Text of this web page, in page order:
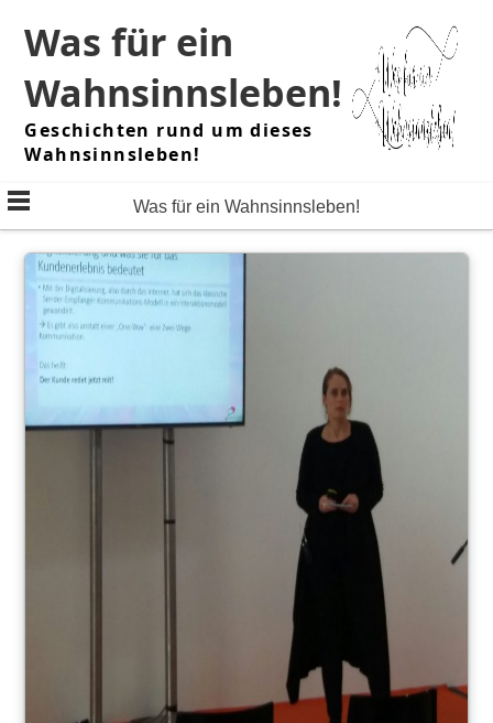
content
Was für ein
Wahnsinnsleben!
Geschichten rund um dieses
Wahnsinnsleben!
Was für ein Wahnsinnsleben!